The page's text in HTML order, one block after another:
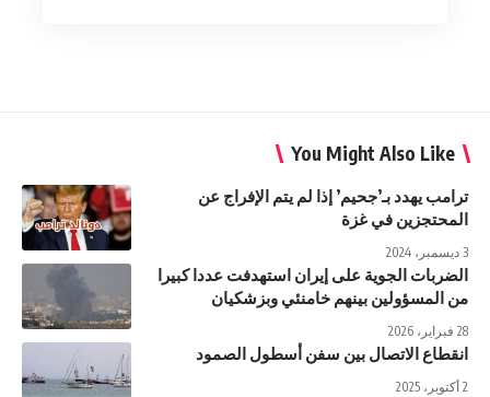
You Might Also Like
ترامب يهدد بـ’جحيم’ إذا لم يتم الإفراج عن
المحتجزين في غزة
3 ديسمبر، 2024
الضربات الجوية على إيران استهدفت عددا كبيرا
من المسؤولين بينهم خامنئي وبزشكيان
28 فبراير، 2026
انقطاع الاتصال بين سفن أسطول الصمود
2 أكتوبر، 2025